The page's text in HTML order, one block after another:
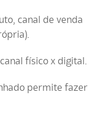
canal de venda
físico x digital.
permite fazer